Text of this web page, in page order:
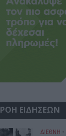
ΡΟΗ ΕΙΔΗΣΕΩΝ
ΔΙΕΘΝΗ •